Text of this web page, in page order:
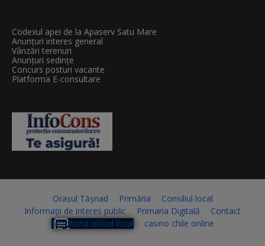
Codexul apei de la Apaserv Satu Mare
Anunțuri interes general
Vânzări terenuri
Anunțuri sedințe
Concurs posturi vacante
Platforma E-consultare
Orașul Tășnad Primăria
Consiliul local
Informații de interes public
Primaria Digitală
Contact
Monitorul oficial local
casino chile online